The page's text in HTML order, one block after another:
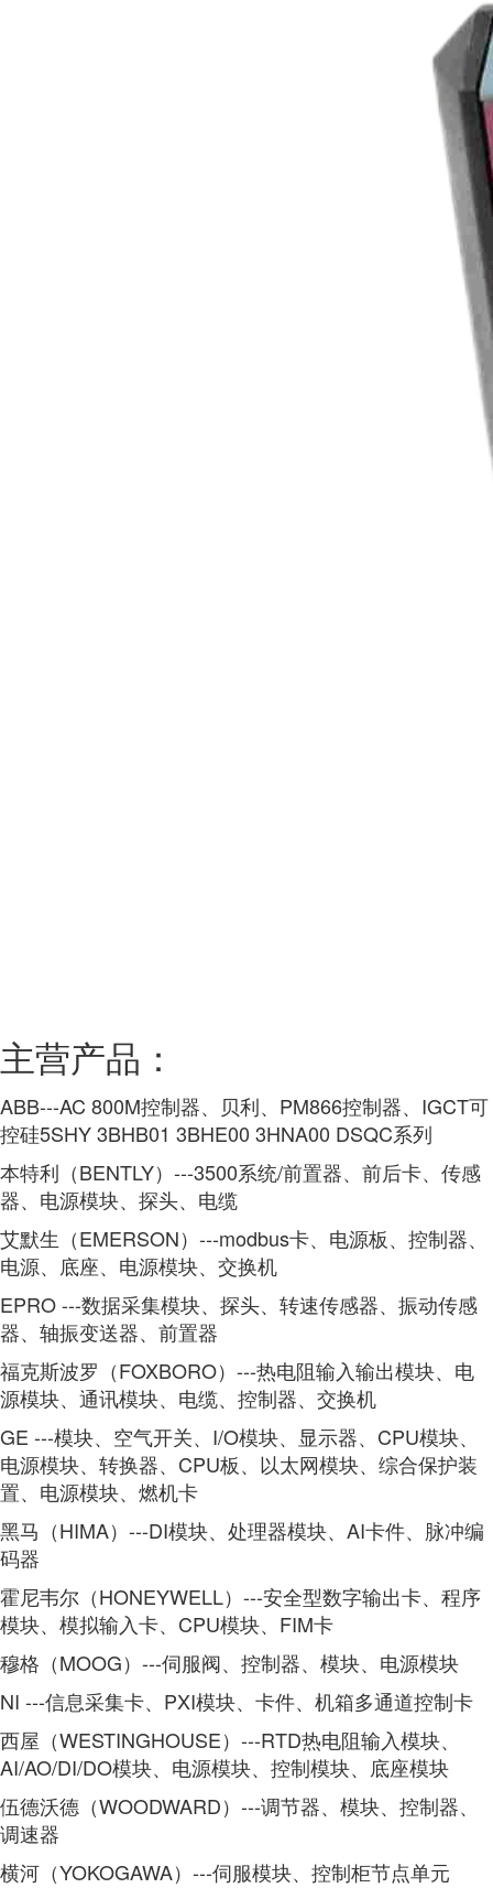
主营产品：
ABB---AC 800M控制器、贝利、PM866控制器、IGCT可
控硅5SHY 3BHB01 3BHE00 3HNA00 DSQC系列
本特利（BENTLY）---3500系统/前置器、前后卡、传感
器、电源模块、探头、电缆
艾默生（EMERSON）---modbus卡、电源板、控制器、
电源、底座、电源模块、交换机
EPRO ---数据采集模块、探头、转速传感器、振动传感
器、轴振变送器、前置器
福克斯波罗（FOXBORO）---热电阻输入输出模块、电
源模块、通讯模块、电缆、控制器、交换机
GE ---模块、空气开关、I/O模块、显示器、CPU模块、
电源模块、转换器、CPU板、以太网模块、综合保护装
置、电源模块、燃机卡
黑马（HIMA）---DI模块、处理器模块、AI卡件、脉冲编
码器
霍尼韦尔（HONEYWELL）---安全型数字输出卡、程序
模块、模拟输入卡、CPU模块、FIM卡
穆格（MOOG）---伺服阀、控制器、模块、电源模块
NI ---信息采集卡、PXI模块、卡件、机箱多通道控制卡
西屋（WESTINGHOUSE）---RTD热电阻输入模块、
AI/AO/DI/DO模块、电源模块、控制模块、底座模块
伍德沃德（WOODWARD）---调节器、模块、控制器、
调速器
横河（YOKOGAWA）---伺服模块、控制柜节点单元